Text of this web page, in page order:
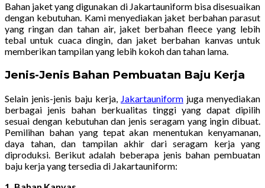
Bahan jaket yang digunakan di Jakartauniform bisa disesuaikan
dengan kebutuhan. Kami menyediakan jaket berbahan parasut
yang ringan dan tahan air, jaket berbahan fleece yang lebih
tebal untuk cuaca dingin, dan jaket berbahan kanvas untuk
memberikan tampilan yang lebih kokoh dan tahan lama.
Jenis-Jenis Bahan Pembuatan Baju Kerja
Selain jenis-jenis baju kerja, Jakartauniform juga menyediakan
berbagai jenis bahan berkualitas tinggi yang dapat dipilih
sesuai dengan kebutuhan dan jenis seragam yang ingin dibuat.
Pemilihan bahan yang tepat akan menentukan kenyamanan,
daya tahan, dan tampilan akhir dari seragam kerja yang
diproduksi. Berikut adalah beberapa jenis bahan pembuatan
baju kerja yang tersedia di Jakartauniform: